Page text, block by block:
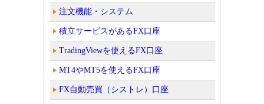
注文機能・システム
積立サービスがあるFX口座
TradingViewを使えるFX口座
MT4やMT5を使えるFX口座
FX自動売買（シストレ）口座